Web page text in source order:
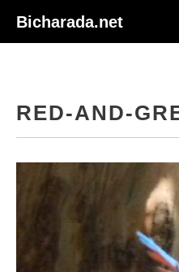
Bicharada.net
RED-AND-